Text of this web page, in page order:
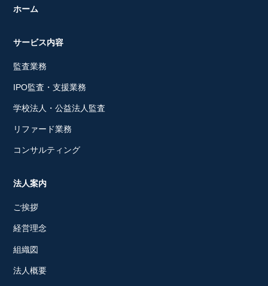
ホーム
サービス内容
監査業務
IPO監査・支援業務
学校法人・公益法人監査
リファード業務
コンサルティング
法人案内
ご挨拶
経営理念
組織図
法人概要